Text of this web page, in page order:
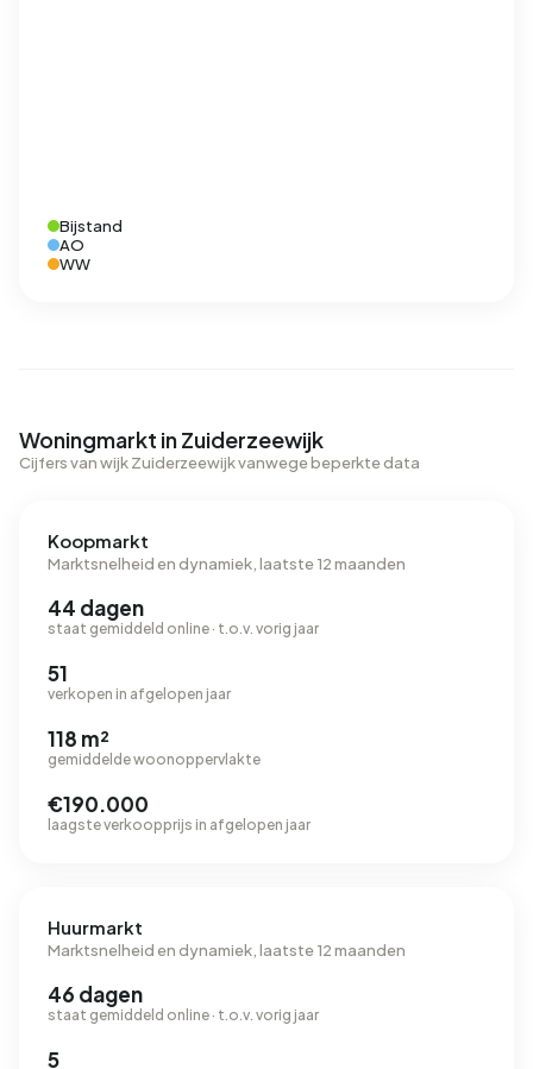
Bijstand
AO
WW
Woningmarkt in Zuiderzeewijk
Cijfers van wijk Zuiderzeewijk vanwege beperkte data
Koopmarkt
Marktsnelheid en dynamiek, laatste 12 maanden
44 dagen
staat gemiddeld online · t.o.v. vorig jaar
51
verkopen in afgelopen jaar
118 m²
gemiddelde woonoppervlakte
€190.000
laagste verkoopprijs in afgelopen jaar
Huurmarkt
Marktsnelheid en dynamiek, laatste 12 maanden
46 dagen
staat gemiddeld online · t.o.v. vorig jaar
5